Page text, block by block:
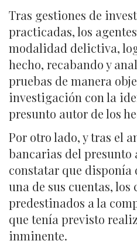
Tras gestiones de
practicadas, los
modalidad delictiva,
hecho, recabando y
pruebas de manera
investigación con la
presunto autor de los
Por otro lado, y tras el
bancarias del presunto
constatar que disponía
una de sus cuentas,
predestinados a la
que tenía previsto
inminente.